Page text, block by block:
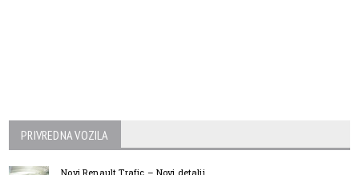
PRIVREDNA VOZILA
Novi Renault Trafic – Novi detalji